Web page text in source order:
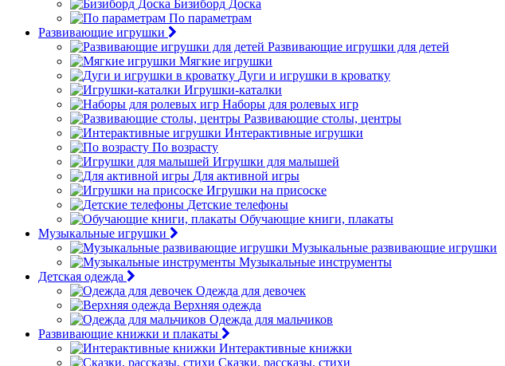
Бизиборд Доска
По параметрам
Развивающие игрушки
Развивающие игрушки для детей
Мягкие игрушки
Дуги и игрушки в кроватку
Игрушки-каталки
Наборы для ролевых игр
Развивающие столы, центры
Интерактивные игрушки
По возрасту
Игрушки для малышей
Для активной игры
Игрушки на присоске
Детские телефоны
Обучающие книги, плакаты
Музыкальные игрушки
Музыкальные развивающие игрушки
Музыкальные инструменты
Детская одежда
Одежда для девочек
Верхняя одежда
Одежда для мальчиков
Развивающие книжки и плакаты
Интерактивные книжки
Сказки, рассказы, стихи